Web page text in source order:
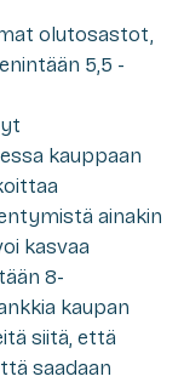
olutosastot,
5,5 -
kauppaan
ainakin
kasvaa
8-
kaupan
siitä, että
saadaan